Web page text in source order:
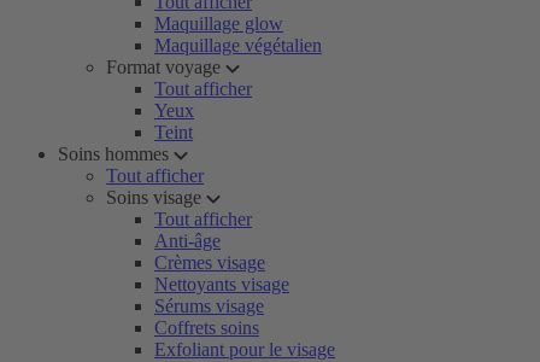
Maquillage glow
Maquillage végétalien
Format voyage
Tout afficher
Yeux
Teint
Soins hommes
Tout afficher
Soins visage
Tout afficher
Anti-âge
Crèmes visage
Nettoyants visage
Sérums visage
Coffrets soins
Exfoliant pour le visage